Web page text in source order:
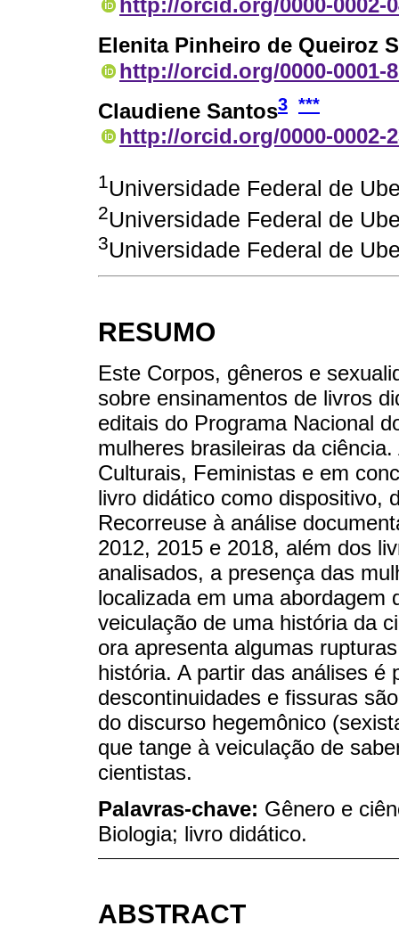
Elenita Pinheiro de Queiroz
http://orcid.org/0000-0001-
Claudiene Santos3 ***
http://orcid.org/0000-0002-
1Universidade Federal de
2Universidade Federal de
3Universidade Federal de
RESUMO
Este Corpos, gêneros e
sobre ensinamentos de livros
editais do Programa Nacional
mulheres brasileiras da
Culturais, Feministas e em
livro didático como dispositivo,
Recorreuse à análise
2012, 2015 e 2018, além dos
analisados, a presença das
localizada em uma abordagem
veiculação de uma história da
ora apresenta algumas
história. A partir das análises
descontinuidades e fissuras
do discurso hegemônico
que tange à veiculação de
cientistas.
Palavras-chave: Gênero e
Biologia; livro didático.
ABSTRACT